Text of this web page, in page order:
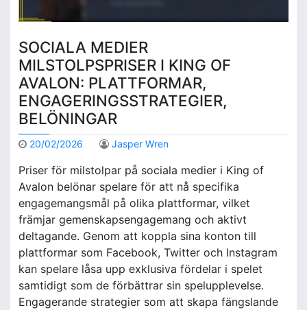
SOCIALA MEDIER
MILSTOLPSPRISER I KING OF
AVALON: PLATTFORMAR,
ENGAGERINGSSTRATEGIER,
BELÖNINGAR
20/02/2026 Jasper Wren
Priser för milstolpar på sociala medier i King of
Avalon belönar spelare för att nå specifika
engagemangsmål på olika plattformar, vilket
främjar gemenskapsengagemang och aktivt
deltagande. Genom att koppla sina konton till
plattformar som Facebook, Twitter och Instagram
kan spelare låsa upp exklusiva fördelar i spelet
samtidigt som de förbättrar sin spelupplevelse.
Engagerande strategier som att skapa fängslande